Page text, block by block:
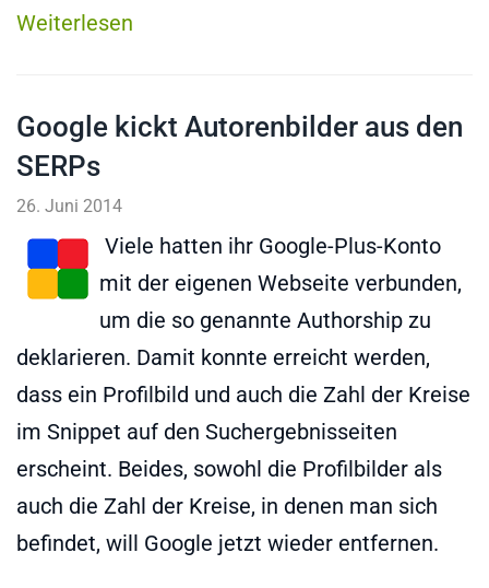
Weiterlesen
Google kickt Autorenbilder aus den
SERPs
26. Juni 2014
Viele hatten ihr Google-Plus-Konto
mit der eigenen Webseite verbunden,
um die so genannte Authorship zu
deklarieren. Damit konnte erreicht werden,
dass ein Profilbild und auch die Zahl der Kreise
im Snippet auf den Suchergebnisseiten
erscheint. Beides, sowohl die Profilbilder als
auch die Zahl der Kreise, in denen man sich
befindet, will Google jetzt wieder entfernen.